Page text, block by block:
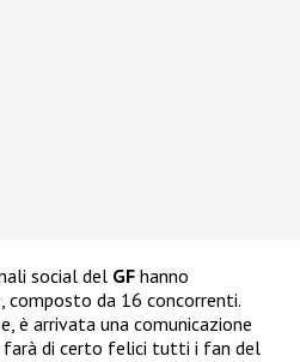
social del GF hanno
da 16 concorrenti.
è arrivata una comunicazione
di certo felici tutti i fan del